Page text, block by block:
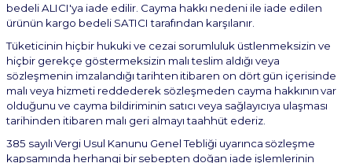
bedeli ALICI'ya iade edilir. Cayma hakkı nedeni ile iade edilen
ürünün kargo bedeli SATICI tarafından karşılanır.
Tüketicinin hiçbir hukuki ve cezai sorumluluk üstlenmeksizin ve
hiçbir gerekçe göstermeksizin malı teslim aldığı veya
sözleşmenin imzalandığı tarihten itibaren on dört gün içerisinde
malı veya hizmeti reddederek sözleşmeden cayma hakkının var
olduğunu ve cayma bildiriminin satıcı veya sağlayıcıya ulaşması
tarihinden itibaren malı geri almayı taahhüt ederiz.
385 sayılı Vergi Usul Kanunu Genel Tebliği uyarınca sözleşme
kapsamında herhangi bir sebepten doğan iade işlemlerinin